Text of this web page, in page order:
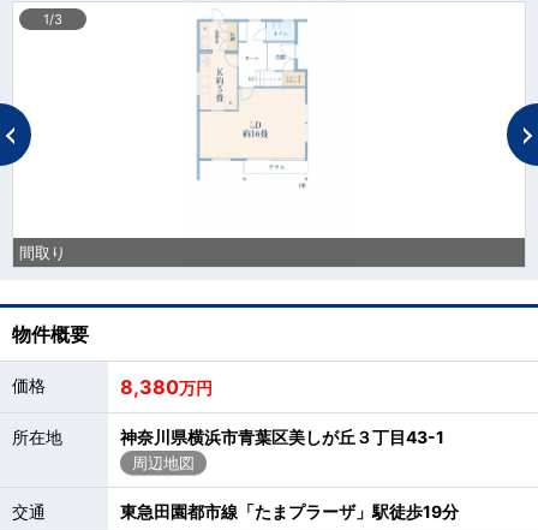
間取り
1/3
物件概要
価格 8,380万円
所在地 神奈川県横浜市青葉区美しが丘３丁目43-1
周辺地図
交通 東急田園都市線「たまプラーザ」駅徒歩19分